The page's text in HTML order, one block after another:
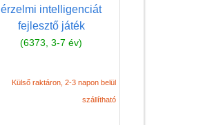
érzelmi intelligenciát
fejlesztő játék
(6373, 3-7 év)
Külső raktáron, 2-3 napon belül
szállítható